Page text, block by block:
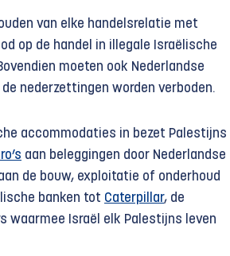
van elke handelsrelatie met
op de handel in illegale Israëlische
moeten ook Nederlandse
nederzettingen worden verboden.
accommodaties in bezet Palestijns
aan beleggingen door Nederlandse
de bouw, exploitatie of onderhoud
banken tot Caterpillar, de
waarmee Israël elk Palestijns leven